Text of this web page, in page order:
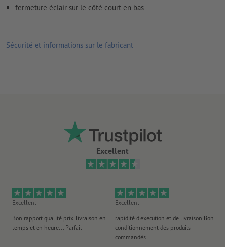
fermeture éclair sur le côté court en bas
Sécurité et informations sur le fabricant
Excellent
Excellent
Bon rapport qualité prix, livraison en
temps et en heure... Parfait
Excellent
rapidité d'execution et de livraison Bon
conditionnement des produits
commandés